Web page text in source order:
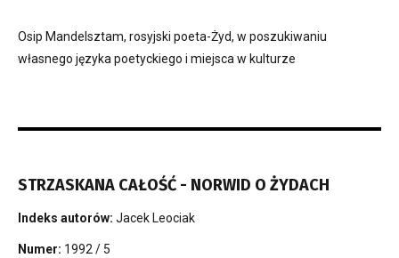
Osip Mandelsztam, rosyjski poeta-Żyd, w poszukiwaniu
własnego języka poetyckiego i miejsca w kulturze
STRZASKANA CAŁOŚĆ - NORWID O ŻYDACH
Indeks autorów: Jacek Leociak
Numer: 1992 / 5